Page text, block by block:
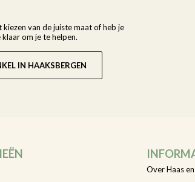
van de juiste maat of heb je
om je te helpen.
IN HAAKSBERGEN
Over Haas